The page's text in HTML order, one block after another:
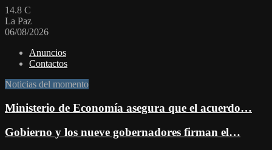
14.8 C
La Paz
06/08/2026
Anuncios
Contactos
Noticias del momento
Ministerio de Economía asegura que el acuerdo…
Gobierno y los nueve gobernadores firman el…